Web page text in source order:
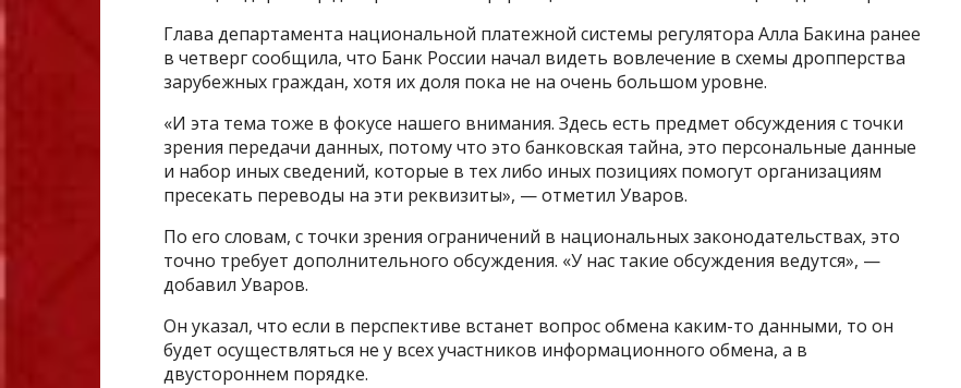
Глава департамента национальной платежной системы регулятора Алла Бакина ранее
в четверг сообщила, что Банк России начал видеть вовлечение в схемы дропперства
зарубежных граждан, хотя их доля пока не на очень большом уровне.
«И эта тема тоже в фокусе нашего внимания. Здесь есть предмет обсуждения с точки
зрения передачи данных, потому что это банковская тайна, это персональные данные
и набор иных сведений, которые в тех либо иных позициях помогут организациям
пресекать переводы на эти реквизиты», — отметил Уваров.
По его словам, с точки зрения ограничений в национальных законодательствах, это
точно требует дополнительного обсуждения. «У нас такие обсуждения ведутся», —
добавил Уваров.
Он указал, что если в перспективе встанет вопрос обмена каким-то данными, то он
будет осуществляться не у всех участников информационного обмена, а в
двустороннем порядке.